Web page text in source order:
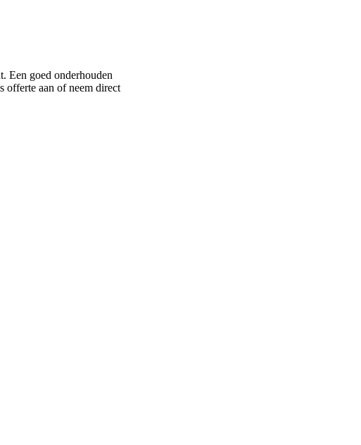
Een goed onderhouden
offerte aan of neem direct